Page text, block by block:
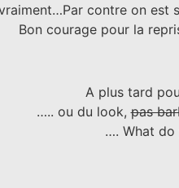
contre on est
Bon courage pour la
A plus tard
….. ou du look,pas
…. What